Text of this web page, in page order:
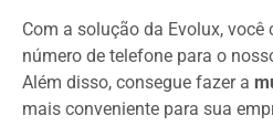
Com a solução da Evolux, você
número de telefone para o
Além disso, consegue fazer a
mais conveniente para sua